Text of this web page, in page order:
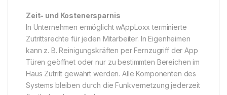
Zeit- und Kostenersparnis
In Unternehmen ermöglicht wAppLoxx terminierte
Zutrittsrechte für jeden Mitarbeiter. In Eigenheimen
kann z. B. Reinigungskräften per Fernzugriff der App
Türen geöffnet oder nur zu bestimmten Bereichen im
Haus Zutritt gewährt werden. Alle Komponenten des
Systems bleiben durch die Funkvernetzung jederzeit